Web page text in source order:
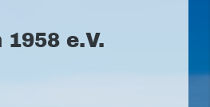
e.V.